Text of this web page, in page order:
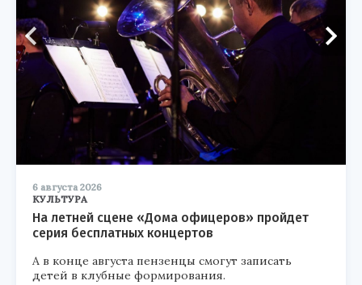
6 августа 2026
КУЛЬТУРА
На летней сцене «Дома офицеров» пройдет
серия бесплатных концертов
А в конце августа пензенцы смогут записать
детей в клубные формирования.